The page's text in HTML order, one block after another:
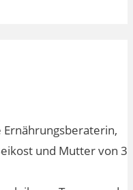
und Mutter von 3